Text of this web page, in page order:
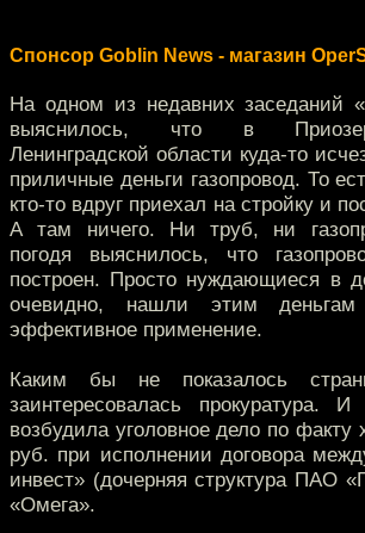
Спонсор Goblin News - магазин
На одном из недавних заседаний
выяснилось, что в
Ленинградской области куда-то
приличные деньги газопровод. То
кто-то вдруг приехал на стройку и
А там ничего. Ни труб, ни
погодя выяснилось, что
построен. Просто нуждающиеся в
очевидно, нашли этим
эффективное применение.
Каким бы не показалось
заинтересовалась прокуратура.
возбудила уголовное дело по
руб. при исполнении договора
инвест» (дочерняя структура ПАО
«Омега».